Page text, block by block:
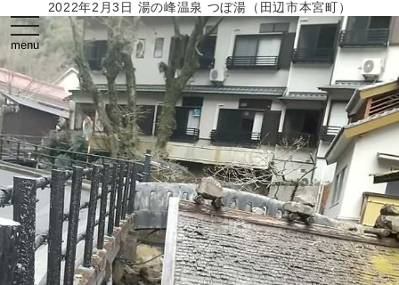
2022年2月3日 湯の峰温泉 つぼ湯（田辺市本宮町）
toggle
navigation
menu